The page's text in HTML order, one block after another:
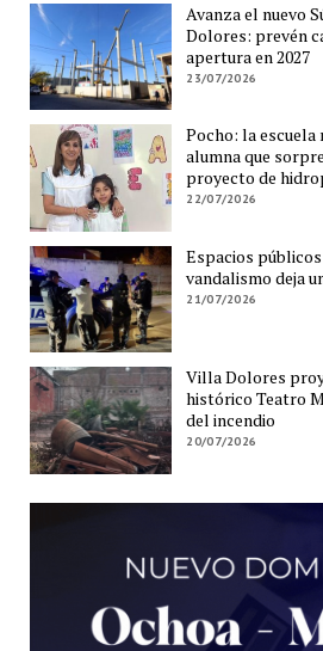
Avanza el nuevo
Dolores: prevén
apertura en 2027
23/07/2026
Pocho: la
alumna que
proyecto de
22/07/2026
Espacios
vandalismo deja
21/07/2026
Villa Dolores
histórico Teatro
del incendio
20/07/2026